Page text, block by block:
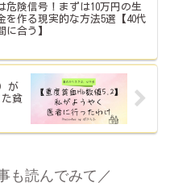
危険信号！まずは10万円の生
を作る現実的な方法5選【40代
に合う】
が
貧
も読んでみて／